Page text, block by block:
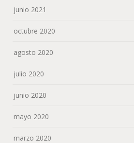
junio 2021
octubre 2020
agosto 2020
julio 2020
junio 2020
mayo 2020
marzo 2020